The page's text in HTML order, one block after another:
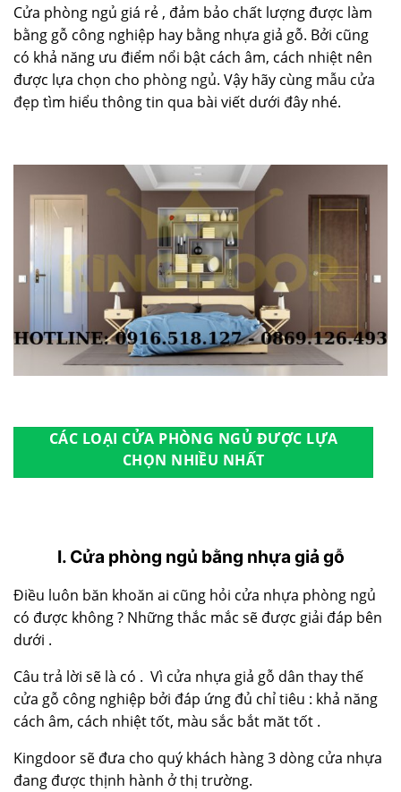
Cửa phòng ngủ giá rẻ , đảm bảo chất lượng được làm
bằng gỗ công nghiệp hay bằng nhựa giả gỗ. Bởi cũng
có khả năng ưu điểm nổi bật cách âm, cách nhiệt nên
được lựa chọn cho phòng ngủ. Vậy hãy cùng mẫu cửa
đẹp tìm hiểu thông tin qua bài viết dưới đây nhé.
CÁC LOẠI CỬA PHÒNG NGỦ ĐƯỢC LỰA
CHỌN NHIỀU NHẤT
I. Cửa phòng ngủ bằng nhựa giả gỗ
Điều luôn băn khoăn ai cũng hỏi cửa nhựa phòng ngủ
có được không ? Những thắc mắc sẽ được giải đáp bên
dưới .
Câu trả lời sẽ là có . Vì cửa nhựa giả gỗ dân thay thế
cửa gỗ công nghiệp bởi đáp ứng đủ chỉ tiêu : khả năng
cách âm, cách nhiệt tốt, màu sắc bắt măt tốt .
Kingdoor sẽ đưa cho quý khách hàng 3 dòng cửa nhựa
đang được thịnh hành ở thị trường.